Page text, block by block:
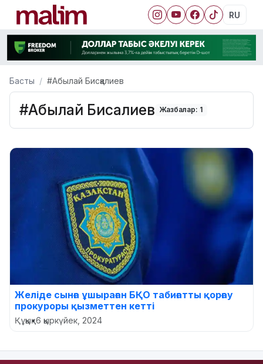
RU
Басты #Абылай Бисқалиев
#Абылай Бисқалиев Жазбалар: 1
Желіде сынға ұшыраған БҚО табиғатты қорғау
прокуроры қызметтен кетті
Құқық•6 қыркүйек, 2024